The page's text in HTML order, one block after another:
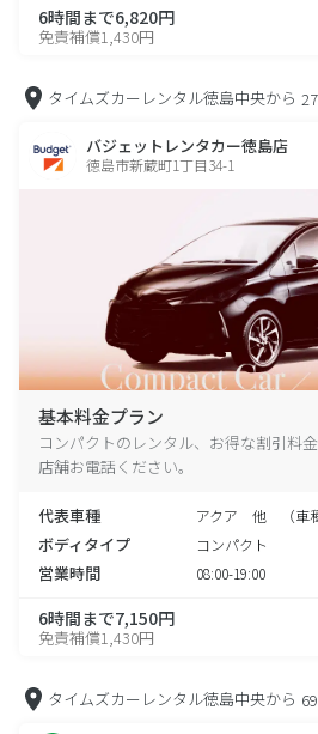
6時間まで6,820円
免責補償1,430円
タイムズカーレンタル徳島中央から
バジェットレンタカー徳島店
徳島市新蔵町1丁目34-1
基本料金プラン
コンパクトのレンタル、お得な割引料
店舗お電話ください。
代表車種 アクア 他 （車種
ボディタイプ コンパクト
営業時間 08:00-19:00
6時間まで7,150円
免責補償1,430円
タイムズカーレンタル徳島中央から